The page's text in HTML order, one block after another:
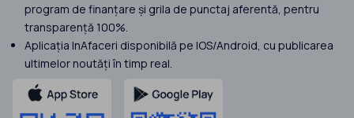
program de finanțare și grila de punctaj aferentă, pentru
transparență 100%.
Aplicația InAfaceri disponibilă pe IOS/Android, cu publicarea
ultimelor noutăți în timp real.